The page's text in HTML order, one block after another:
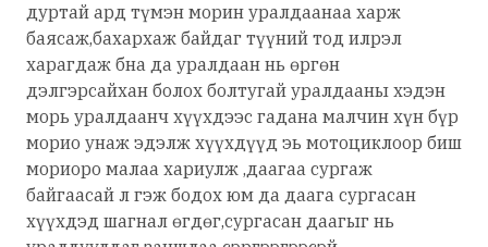
дуртай ард түмэн морин уралдаанаа харж
баясаж,бахархаж байдаг түүний тод илрэл
харагдаж бна да уралдаан нь өргөн
дэлгэрсайхан болох болтугай уралдааны хэдэн
морь уралдаанч хүүхдээс гадана малчин хүн бүр
морио унаж эдэлж хүүхдүүд эь мотоциклоор биш
мориоро малаа хариулж ,даагаа сургаж
байгаасай л гэж бодох юм да даага сургасан
хүүхдэд шагнал өгдөг,сургасан даагыг нь